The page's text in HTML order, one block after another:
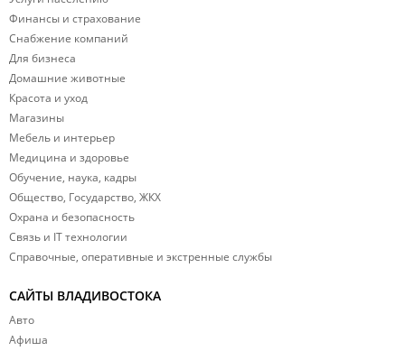
— на такси или попутном транспорте.
Финансы и страхование
Снабжение компаний
Для бизнеса
Домашние животные
Красота и уход
Магазины
Мебель и интерьер
Медицина и здоровье
Обучение, наука, кадры
Общество, Государство, ЖКХ
Охрана и безопасность
Связь и IT технологии
Справочные, оперативные и экстренные службы
САЙТЫ ВЛАДИВОСТОКА
Авто
Афиша